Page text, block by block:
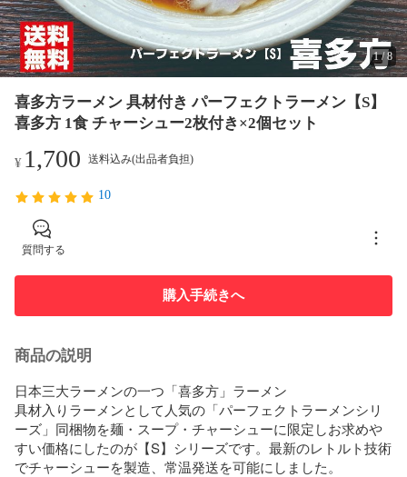
1/8
喜多方ラーメン 具材付き パーフェクトラーメン【S】
喜多方 1食 チャーシュー2枚付き×2個セット
¥ 1,700 送料込み(出品者負担)
10
質問する
購入手続きへ
商品の説明
日本三大ラーメンの一つ「喜多方」ラーメン
具材入りラーメンとして人気の「パーフェクトラーメンシリ
ーズ」同梱物を麺・スープ・チャーシューに限定しお求めや
すい価格にしたのが【S】シリーズです。最新のレトルト技術
でチャーシューを製造、常温発送を可能にしました。